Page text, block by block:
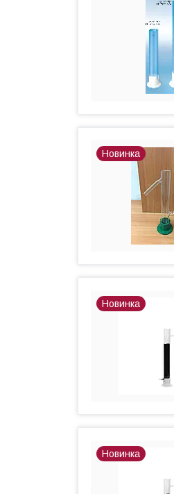
Новинка
Новинка
Новинка